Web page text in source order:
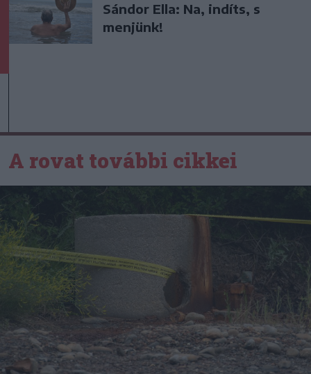
Sándor Ella: Na, indíts, s
menjünk!
A rovat további cikkei